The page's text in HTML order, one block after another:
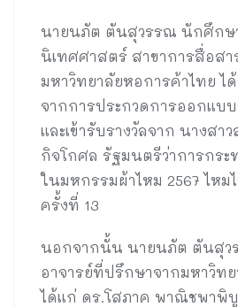
นายนภัต ตันสุวรรณ นักศึกษ
นิเทศศาสตร์ สาขาการสื่อส
มหาวิทยาลัยหอการค้าไทย ไ
จากการประกวดการออกแบ
และเข้ารับรางวัลจาก นางสา
กิจโกศล รัฐมนตรีว่าการกระ
ในมหกรรมผ้าไหม 2567 ไหม
ครั้งที่ 13
นอกจากนั้น นายนภัต ตันสุว
อาจารย์ที่ปรึกษาจากมหาวิท
ได้แก่ ดร.โสภาค พาณิชพาพิ